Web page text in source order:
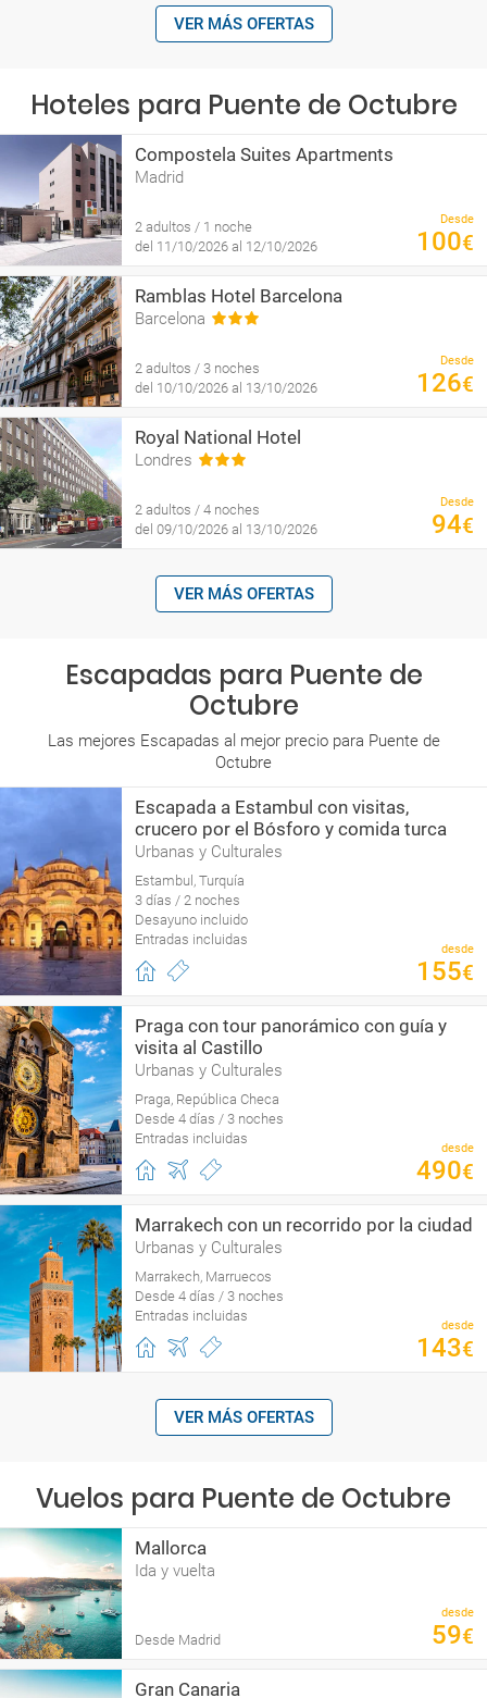
VER MÁS OFERTAS
Hoteles para Puente de Octubre
Compostela Suites Apartments
Madrid
2 adultos / 1 noche
del 11/10/2026 al 12/10/2026
Desde
100€
Ramblas Hotel Barcelona
Barcelona
2 adultos / 3 noches
del 10/10/2026 al 13/10/2026
Desde
126€
Royal National Hotel
Londres
2 adultos / 4 noches
del 09/10/2026 al 13/10/2026
Desde
94€
VER MÁS OFERTAS
Escapadas para Puente de
Octubre
Las mejores Escapadas al mejor precio para Puente de
Octubre
Escapada a Estambul con visitas,
crucero por el Bósforo y comida turca
Urbanas y Culturales
Estambul, Turquía
3 días / 2 noches
Desayuno incluido
Entradas incluidas
desde
155€
Praga con tour panorámico con guía y
visita al Castillo
Urbanas y Culturales
Praga, República Checa
Desde 4 días / 3 noches
Entradas incluidas
desde
490€
Marrakech con un recorrido por la ciudad
Urbanas y Culturales
Marrakech, Marruecos
Desde 4 días / 3 noches
Entradas incluidas
desde
143€
VER MÁS OFERTAS
Vuelos para Puente de Octubre
Mallorca
Ida y vuelta
Desde Madrid
desde
59€
Gran Canaria